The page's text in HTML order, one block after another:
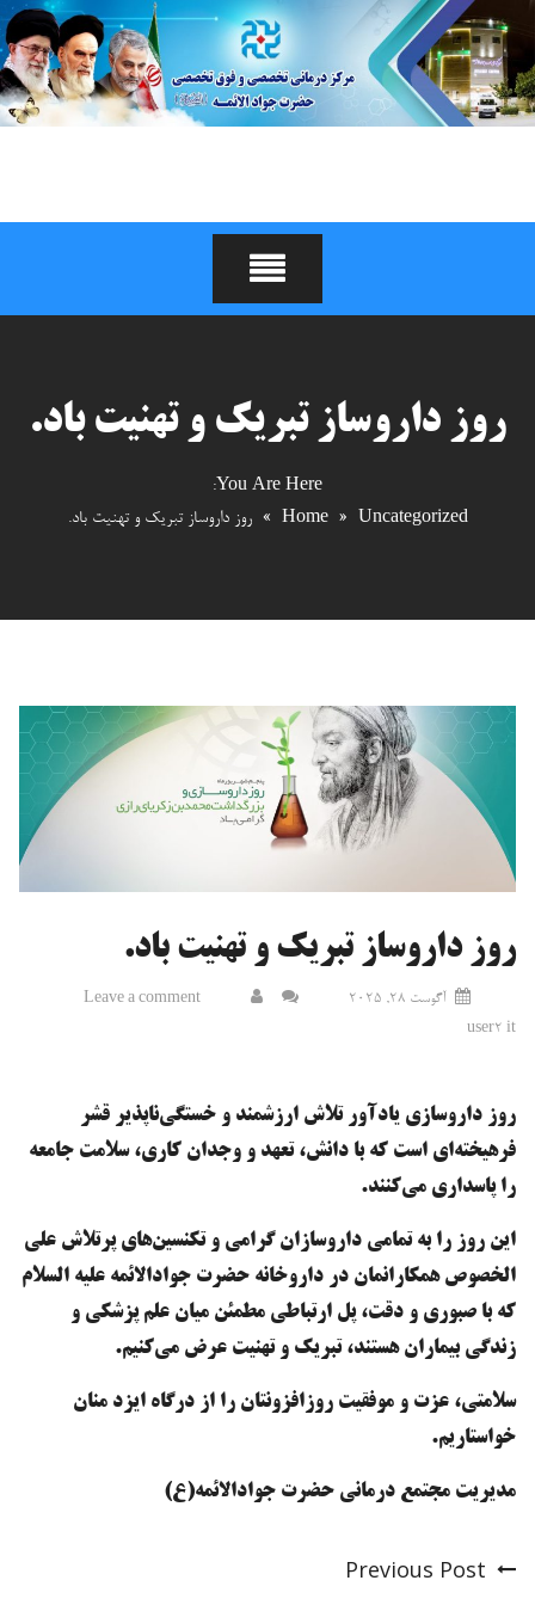
content
درمانگاه و مرکز جراحی
محدود جوادالائمه (علیه
السلام)
روز داروساز تبریک و تهنیت باد.
You Are Here:
Home » Uncategorized
» روز داروساز تبریک و تهنیت باد.
روز داروساز تبریک و تهنیت باد.
آگوست 28, 2025
Leave a comment
user2 it
روز داروسازی یادآور تلاش ارزشمند و خستگی‌ناپذیر قشر
فرهیخته‌ای است که با دانش، تعهد و وجدان کاری، سلامت جامعه
را پاسداری می‌کنند.
این روز را به تمامی داروسازان گرامی و تکنسین‌های پرتلاش علی
الخصوص همکارانمان در داروخانه‌ حضرت جوادالائمه علیه السلام
که با صبوری و دقت، پل ارتباطی مطمئن میان علم پزشکی و
زندگی بیماران هستند، تبریک و تهنیت عرض می‌کنیم.
سلامتی، عزت و موفقیت روزافزونتان را از درگاه ایزد منان
خواستاریم.
مدیریت مجتمع درمانی حضرت جوادالائمه(ع)
Previous Post